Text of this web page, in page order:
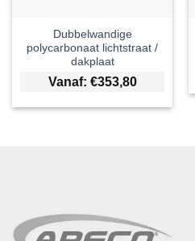
Dubbelwandige
polycarbonaat lichtstraat /
dakplaat
Vanaf: €353,80